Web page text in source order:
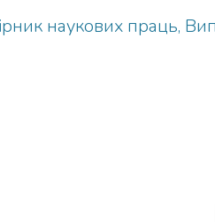
наукових праць,